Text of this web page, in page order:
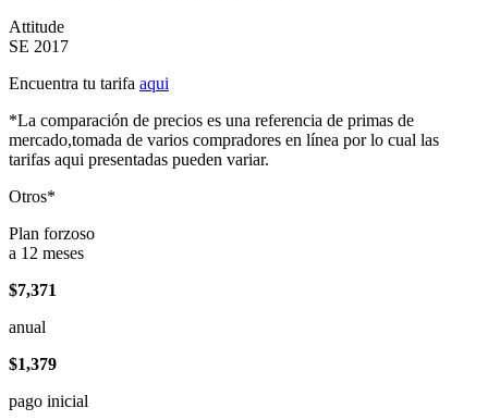
Attitude
SE 2017
Encuentra tu tarifa aqui
*La comparación de precios es una referencia de primas de
mercado,tomada de varios compradores en línea por lo cual las
tarifas aqui presentadas pueden variar.
Otros*
Plan forzoso
a 12 meses
$7,371
anual
$1,379
pago inicial